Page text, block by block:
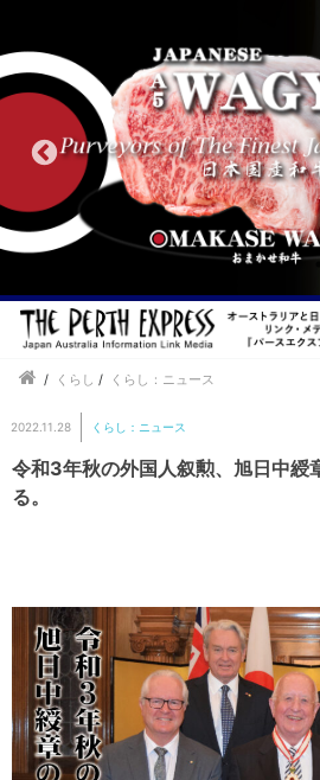
/ くらし / くらし：ニュース
2022.11.28 くらし：ニュース
令和3年秋の外国人叙勲、旭日中綬
る。